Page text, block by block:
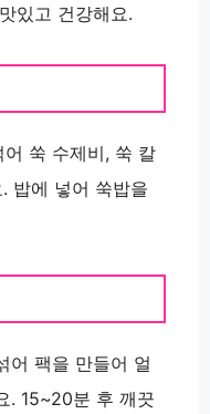
있고 건강해요.
쑥 수제비, 쑥 칼
밥에 넣어 쑥밥을
어 팩을 만들어 얼
. 15~20분 후 깨끗